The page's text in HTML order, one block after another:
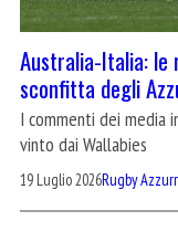
Australia-Italia: le
sconfitta degli
I commenti dei media
vinto dai Wallabies
19 Luglio 2026Rugby